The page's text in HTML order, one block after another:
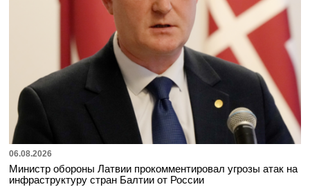
06.08.2026
Министр обороны Латвии прокомментировал угрозы атак на
инфраструктуру стран Балтии от России